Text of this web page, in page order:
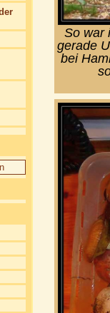
So war
gerade
bei